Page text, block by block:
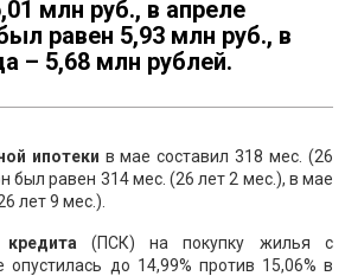
млн руб., в апреле
равен 5,93 млн руб., в
– 5,68 млн рублей.
ипотеки в мае составил 318 мес. (26
был равен 314 мес. (26 лет 2 мес.), в мае
лет 9 мес.).
(ПСК) на покупку жилья с
до 14,99% против 15,06% в